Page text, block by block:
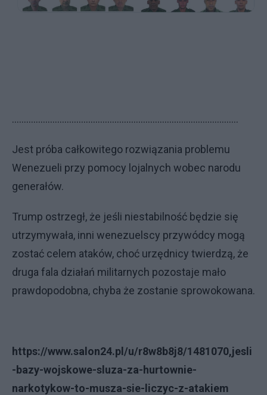
…............................................................................................
Jest próba całkowitego rozwiązania problemu
Wenezueli przy pomocy lojalnych wobec narodu
generałów.
Trump ostrzegł, że jeśli niestabilność będzie się
utrzymywała, inni wenezuelscy przywódcy mogą
zostać celem ataków, choć urzędnicy twierdzą, że
druga fala działań militarnych pozostaje mało
prawdopodobna, chyba że zostanie sprowokowana.
https://www.salon24.pl/u/r8w8b8j8/1481070,jesli
-bazy-wojskowe-sluza-za-hurtownie-
narkotykow-to-musza-sie-liczyc-z-atakiem